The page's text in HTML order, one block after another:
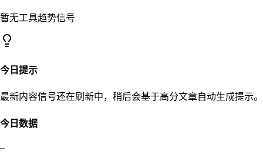
暂无工具趋势信号
今日提示
最新内容信号还在刷新中，稍后会基于高分文章自动生成提示。
今日数据
–